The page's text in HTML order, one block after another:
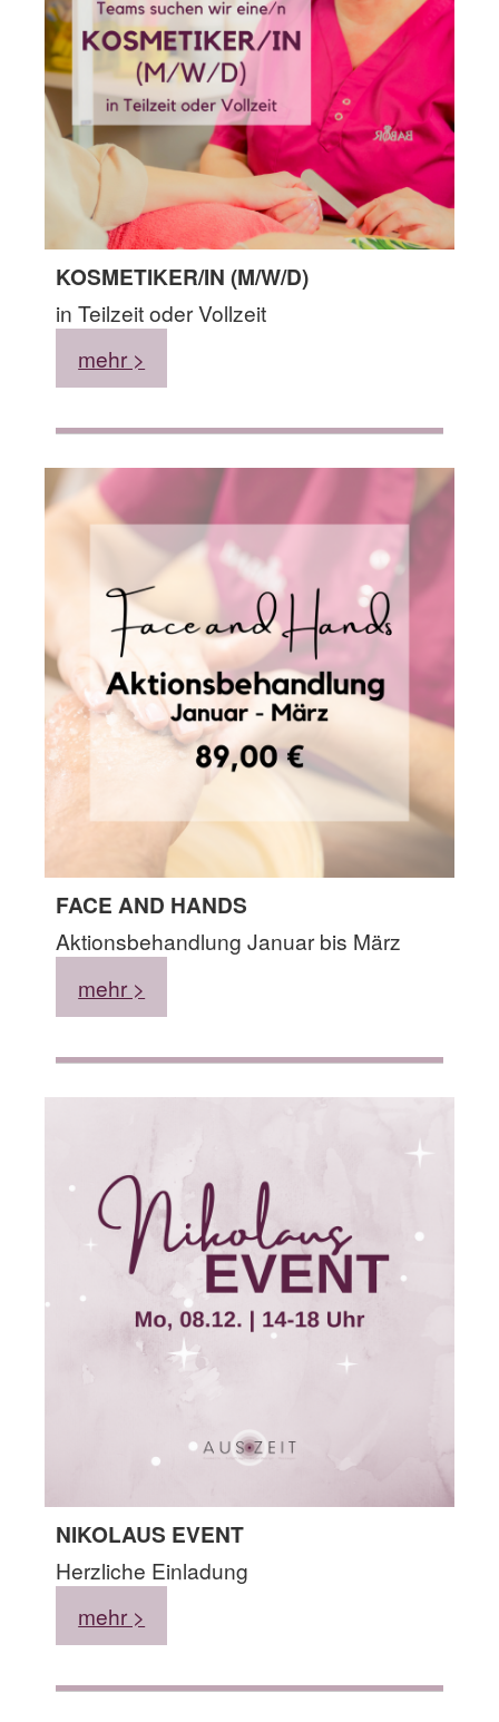
KOSMETIKER/IN (M/W/D)
in Teilzeit oder Vollzeit
mehr >
FACE AND HANDS
Aktionsbehandlung Januar bis März
mehr >
NIKOLAUS EVENT
Herzliche Einladung
mehr >